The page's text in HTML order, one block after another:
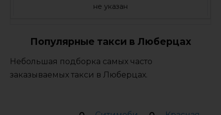
не указан
Популярные такси в Люберцах
Небольшая подборка самых часто
заказываемых такси в Люберцах.